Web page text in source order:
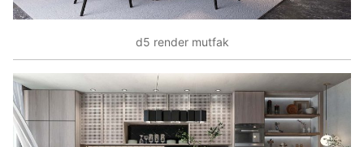
d5 render mutfak